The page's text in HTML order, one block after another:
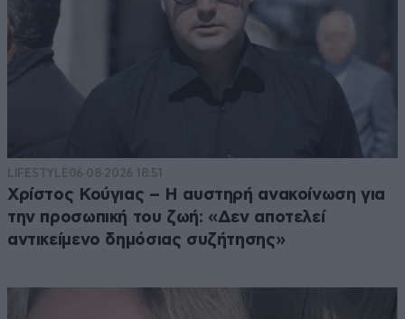
LIFESTYLE06·08·2026 18:51
Χρίστος Κούγιας – Η αυστηρή ανακοίνωση για
την προσωπική του ζωή: «Δεν αποτελεί
αντικείμενο δημόσιας συζήτησης»